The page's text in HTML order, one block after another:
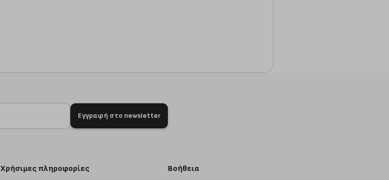
Εγγραφή στο newsletter
Χρήσιμες πληροφορίες
Βοήθεια